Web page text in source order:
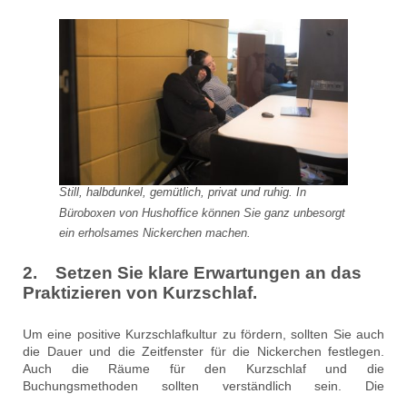
Still, halbdunkel, gemütlich, privat und ruhig. In
Büroboxen von Hushoffice können Sie ganz unbesorgt
ein erholsames Nickerchen machen.
2. Setzen Sie klare Erwartungen an das
Praktizieren von Kurzschlaf.
Um eine positive Kurzschlafkultur zu fördern, sollten Sie auch
die Dauer und die Zeitfenster für die Nickerchen festlegen.
Auch die Räume für den Kurzschlaf und die
Buchungsmethoden sollten verständlich sein. Die